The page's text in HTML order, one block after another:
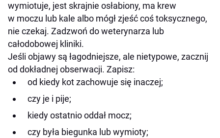
wymiotuje, jest skrajnie osłabiony, ma krew
w moczu lub kale albo mógł zjeść coś toksycznego,
nie czekaj. Zadzwoń do weterynarza lub
całodobowej kliniki.
Jeśli objawy są łagodniejsze, ale nietypowe, zacznij
od dokładnej obserwacji. Zapisz:
od kiedy kot zachowuje się inaczej;
czy je i pije;
kiedy ostatnio oddał mocz;
czy była biegunka lub wymioty;